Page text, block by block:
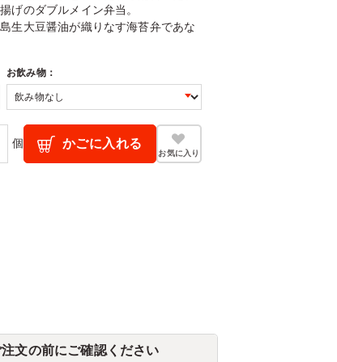
げのダブルメイン弁当。
生大豆醤油が織りなす海苔弁であな
お飲み物：
個 かごに入れる
お気に入り
注文の前にご確認ください